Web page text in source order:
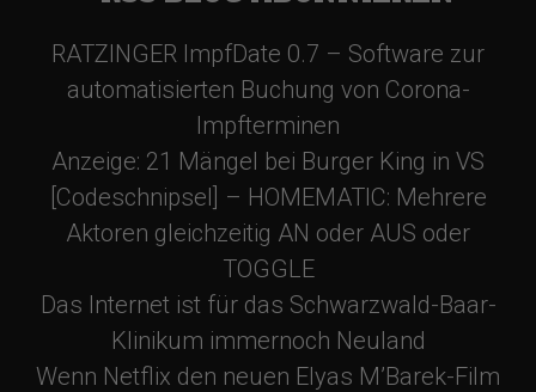
RATZINGER ImpfDate 0.7 – Software zur
automatisierten Buchung von Corona-
Impfterminen
Anzeige: 21 Mängel bei Burger King in VS
[Codeschnipsel] – HOMEMATIC: Mehrere
Aktoren gleichzeitig AN oder AUS oder
TOGGLE
Das Internet ist für das Schwarzwald-Baar-
Klinikum immernoch Neuland
Wenn Netflix den neuen Elyas M’Barek-Film